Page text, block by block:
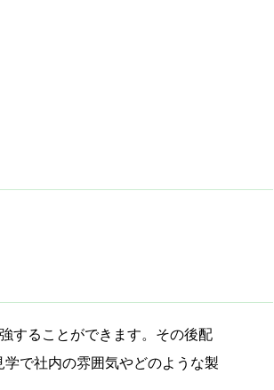
することができます。その後配
で社内の雰囲気やどのような製